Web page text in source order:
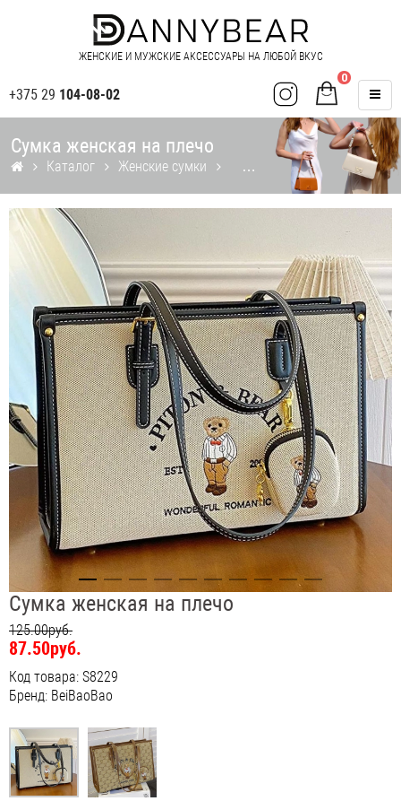
+375 29 104-08-02
ЖЕНСКИЕ И МУЖСКИЕ АКСЕССУАРЫ НА ЛЮБОЙ ВКУС
0
Сумка женская на плечо
Каталог Женские сумки
Сумка женская на плечо
125.00руб.
87.50руб.
Код товара: S8229
Бренд: BeiBaoBao